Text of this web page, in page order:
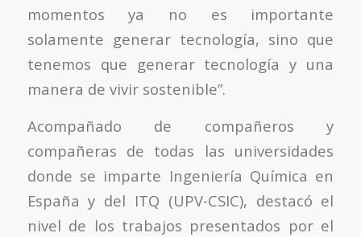
momentos ya no es importante
solamente generar tecnología, sino que
tenemos que generar tecnología y una
manera de vivir sostenible”.
Acompañado de compañeros y
compañeras de todas las universidades
donde se imparte Ingeniería Química en
España y del ITQ (UPV-CSIC), destacó el
nivel de los trabajos presentados por el